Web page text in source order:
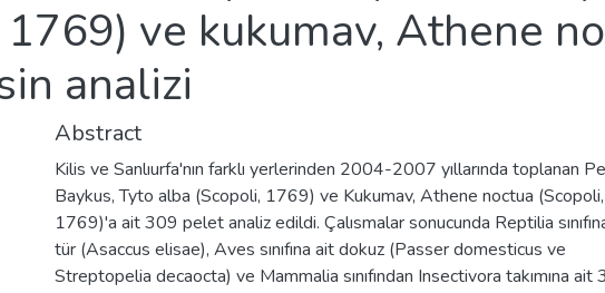
ve kukumav, Athene
analizi
Abstract
Kilis ve Sanlıurfa'nın farklı yerlerinden 2004-2007 yıllarında toplanan
Baykus, Tyto alba (Scopoli, 1769) ve Kukumav, Athene noctua (Scopoli,
1769)'a ait 309 pelet analiz edildi. Çalısmalar sonucunda Reptilia
tür (Asaccus elisae), Aves sınıfına ait dokuz (Passer domesticus ve
Streptopelia decaocta) ve Mammalia sınıfından Insectivora takımına ait